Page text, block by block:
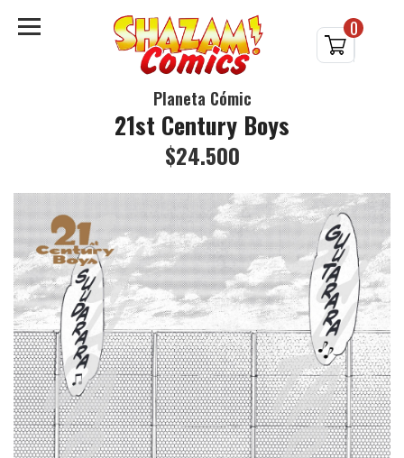
0
Planeta Cómic
21st Century Boys
$24.500